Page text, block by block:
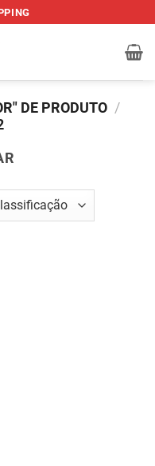
DE PRODUTO /